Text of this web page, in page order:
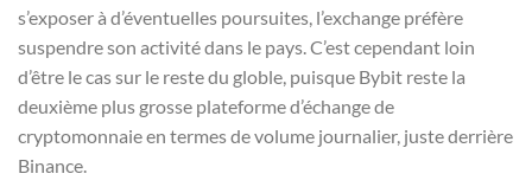
s’exposer à d’éventuelles poursuites, l’exchange préfère
suspendre son activité dans le pays. C’est cependant loin
d’être le cas sur le reste du globle, puisque Bybit reste la
deuxième plus grosse plateforme d’échange de
cryptomonnaie en termes de volume journalier, juste derrière
Binance.